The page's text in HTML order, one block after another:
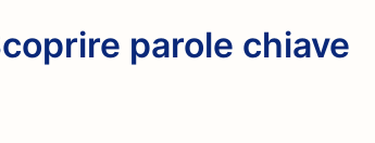
parole chiave